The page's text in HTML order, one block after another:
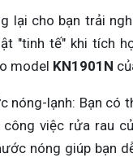
lại cho bạn trải
"tinh tế" khi tích
model KN1901N
nóng-lạnh: Bạn có
việc rửa rau
nóng giúp bạn